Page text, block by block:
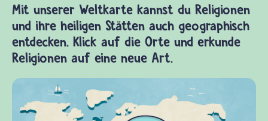
Mit unserer Weltkarte kannst du Religionen
und ihre heiligen Stätten auch geographisch
entdecken. Klick auf die Orte und erkunde
Religionen auf eine neue Art.